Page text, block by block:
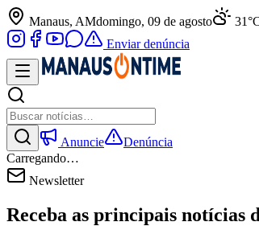
Manaus, AMdomingo, 09 de agosto
Enviar denúncia
Anuncie
Denúncia
Carregando…
Newsletter
Receba as principais notícias